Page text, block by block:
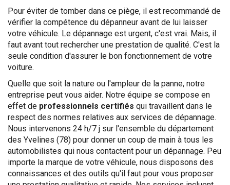
Pour éviter de tomber dans ce piège, il est recommandé de
vérifier la compétence du dépanneur avant de lui laisser
votre véhicule. Le dépannage est urgent, c'est vrai. Mais, il
faut avant tout rechercher une prestation de qualité. C'est la
seule condition d'assurer le bon fonctionnement de votre
voiture.
Quelle que soit la nature ou l'ampleur de la panne, notre
entreprise peut vous aider. Notre équipe se compose en
effet de professionnels certifiés qui travaillent dans le
respect des normes relatives aux services de dépannage.
Nous intervenons 24 h/7 j sur l'ensemble du département
des Yvelines (78) pour donner un coup de main à tous les
automobilistes qui nous contactent pour un dépannage. Peu
importe la marque de votre véhicule, nous disposons des
connaissances et des outils qu'il faut pour vous proposer